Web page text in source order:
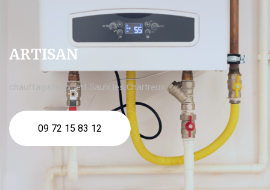
ARTISAN
chauffagiste expert Saulx les Chartreux
09 72 15 83 12